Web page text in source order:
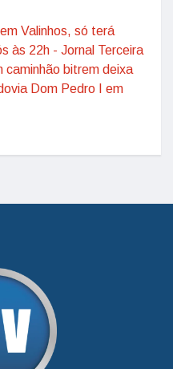
Valinhos, só terá
às 22h - Jornal Terceira
caminhão bitrem deixa
Dom Pedro I em